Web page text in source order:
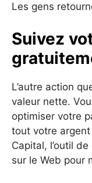
Les gens
Suivez
L’autre action
valeur nette.
optimiser votre
tout votre
Capital, l’outil
sur le Web pour